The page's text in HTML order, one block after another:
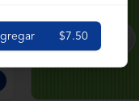
$7.50